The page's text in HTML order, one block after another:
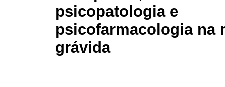
psicopatologia e
psicofarmacologia na
grávida